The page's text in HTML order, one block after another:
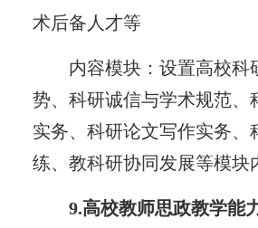
术后备人才等
内容模块：设置高校科
势、科研诚信与学术规范、
实务、科研论文写作实务、
练、教科研协同发展等模块
9.高校教师思政教学能